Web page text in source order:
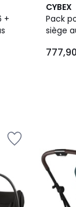
+
CYBEX
Pack
siège
2